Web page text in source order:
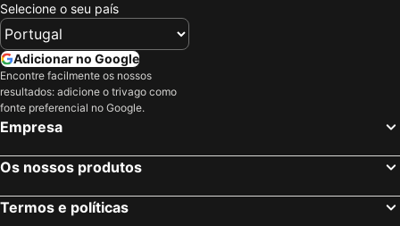
Selecione o seu país
Adicionar no Google
Encontre facilmente os nossos
resultados: adicione o trivago como
fonte preferencial no Google.
Empresa
Os nossos produtos
Termos e políticas